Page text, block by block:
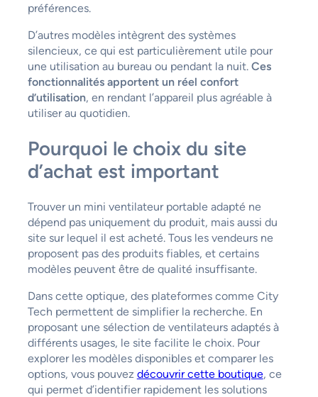
préférences.
D’autres modèles intègrent des systèmes
silencieux, ce qui est particulièrement utile pour
une utilisation au bureau ou pendant la nuit. Ces
fonctionnalités apportent un réel confort
d’utilisation, en rendant l’appareil plus agréable à
utiliser au quotidien.
Pourquoi le choix du site
d’achat est important
Trouver un mini ventilateur portable adapté ne
dépend pas uniquement du produit, mais aussi du
site sur lequel il est acheté. Tous les vendeurs ne
proposent pas des produits fiables, et certains
modèles peuvent être de qualité insuffisante.
Dans cette optique, des plateformes comme City
Tech permettent de simplifier la recherche. En
proposant une sélection de ventilateurs adaptés à
différents usages, le site facilite le choix. Pour
explorer les modèles disponibles et comparer les
options, vous pouvez découvrir cette boutique, ce
qui permet d’identifier rapidement les solutions